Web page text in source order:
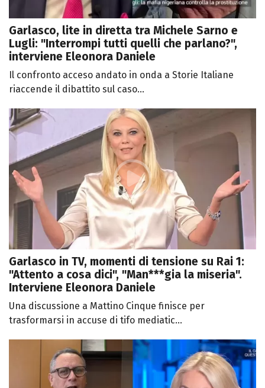
Garlasco, lite in diretta tra Michele Sarno e
Lugli: "Interrompi tutti quelli che parlano?",
interviene Eleonora Daniele
Il confronto acceso andato in onda a Storie Italiane
riaccende il dibattito sul caso...
Garlasco in TV, momenti di tensione su Rai 1:
"Attento a cosa dici", "Man***gia la miseria".
Interviene Eleonora Daniele
Una discussione a Mattino Cinque finisce per
trasformarsi in accuse di tifo mediatic...